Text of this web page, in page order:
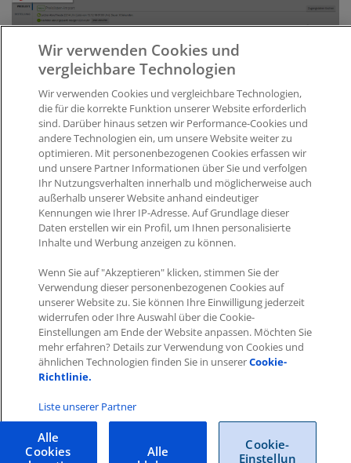
Was this article helpful?
Like0 Dislike0
Views: 463
Impressum|Datenschutz|AGB
ITscope Webseite ITscope Blog
Copyright © 2026 ITscope Guide
FameThemes
Wir verwenden Cookies und
vergleichbare Technologien
Wir verwenden Cookies und vergleichbare Technologien,
die für die korrekte Funktion unserer Website erforderlich
sind. Darüber hinaus setzen wir Performance-Cookies und
andere Technologien ein, um unsere Website weiter zu
optimieren. Mit personenbezogenen Cookies erfassen wir
und unsere Partner Informationen über Sie und verfolgen
Ihr Nutzungsverhalten innerhalb und möglicherweise auch
außerhalb unserer Website anhand eindeutiger
Kennungen wie Ihrer IP-Adresse. Auf Grundlage dieser
Daten erstellen wir ein Profil, um Ihnen personalisierte
Inhalte und Werbung anzeigen zu können.
Wenn Sie auf "Akzeptieren" klicken, stimmen Sie der
Verwendung dieser personenbezogenen Cookies auf
unserer Website zu. Sie können Ihre Einwilligung jederzeit
widerrufen oder Ihre Auswahl über die Cookie-
Einstellungen am Ende der Website anpassen. Möchten Sie
mehr erfahren? Details zur Verwendung von Cookies und
ähnlichen Technologien finden Sie in unsererCookie-
Richtlinie.
Liste unserer Partner
Cookie-
Einstellun
Alle
Alle
Cookies